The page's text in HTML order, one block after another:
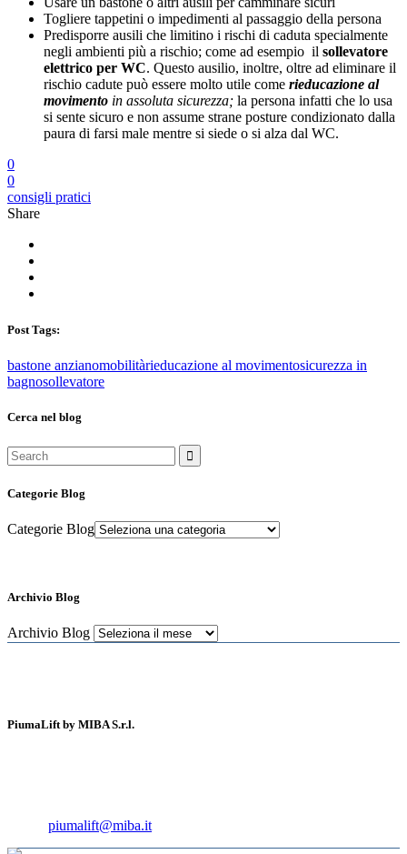
Togliere tappetini o impedimenti al passaggio della persona
Predisporre ausili che limitino i rischi di caduta specialmente
negli ambienti più a rischio; come ad esempio il sollevatore
elettrico per WC. Questo ausilio, inoltre, oltre ad eliminare il
rischio cadute può essere molto utile come rieducazione al
movimento in assoluta sicurezza; la persona infatti che lo usa
si sente sicuro e non assume strane posture condizionato dalla
paura di farsi male mentre si siede o si alza dal WC.
0
0
consigli pratici
Share
Post Tags:
bastone anzianomobilitàrieducazione al movimentosicurezza in
bagnosollevatore
Cerca nel blog
Categorie Blog
Categorie Blog
Archivio Blog
Archivio Blog
PiumaLift by MIBA S.r.l.
piumalift@miba.it